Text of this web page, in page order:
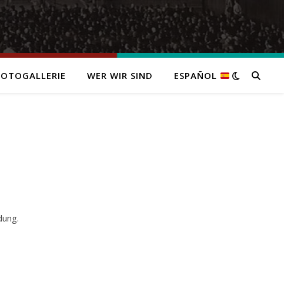
WER WIR SIND ESPAÑOL